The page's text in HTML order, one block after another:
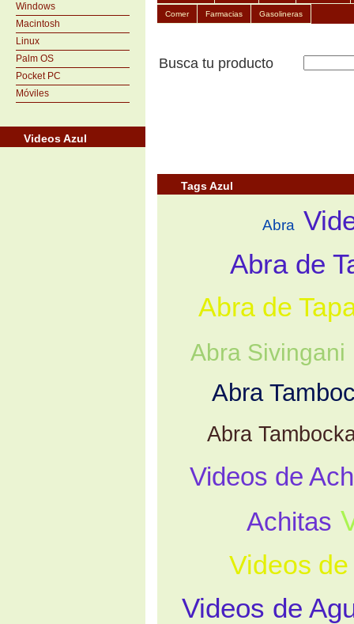
Windows
Macintosh
Linux
Palm OS
Pocket PC
Móviles
Videos Azul
Comer Farmacias Gasolineras
Busca tu producto
Tags Azul
Abra
Abra de
Abra de
Abra Sivingani
Abra
Abra
Videos de
Achitas
Videos
Videos de